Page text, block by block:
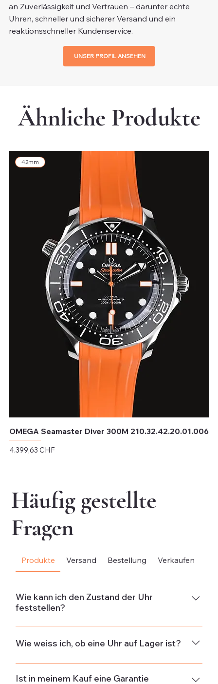
an Zuverlässigkeit und Vertrauen – darunter echte
Uhren, schneller und sicherer Versand und ein
reaktionsschneller Kundenservice.
UNSER PROFIL ANSEHEN
Ähnliche Produkte
42mm
OMEGA Seamaster Diver 300M 210.32.42.20.01.006
Preis
4.399,63 CHF
Häufig gestellte
Fragen
Produkte Versand Bestellung Verkaufen
Wie kann ich den Zustand der Uhr
feststellen?
NeuDie Uhr ist neu und weist keine Gebrauchsspuren
auf.Neuwertig & ungetragenDie Uhr ist in neuwertigem
alten Beständen stammt, kann sie minimale
Gebrauchsspuren von der Lagerung aufweisen. Einige
Wie weiss ich, ob eine Uhr auf Lager ist?
Die Verfügbarkeit wird in der Beschreibung jeder Uhr
angegeben und ist wie folgt spezifiziert:Auf Lager:
Ist in meinem Kauf eine Garantie